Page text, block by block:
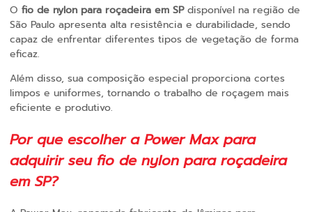
O fio de nylon para roçadeira em SPdisponível na região de
São Paulo apresenta alta resistência e durabilidade, sendo
capaz de enfrentar diferentes tipos de vegetação de forma
eficaz.
Além disso, sua composição especial proporciona cortes
limpos e uniformes, tornando o trabalho de roçagem mais
eficiente e produtivo.
Por que escolher a Power Max para
adquirir seu fio de nylon para roçadeira
em SP?